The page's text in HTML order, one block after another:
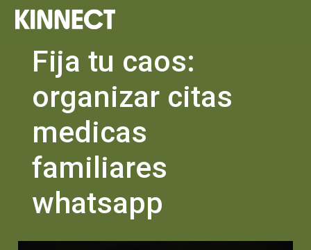
Fija tu caos:
organizar citas
medicas
familiares
whatsapp